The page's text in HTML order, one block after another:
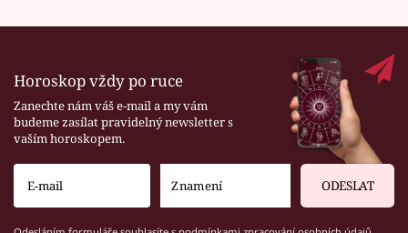
Horoskop vždy po ruce
Zanechte nám váš e-mail a my vám
budeme zasílat pravidelný newsletter s
vaším horoskopem.
ODESLAT